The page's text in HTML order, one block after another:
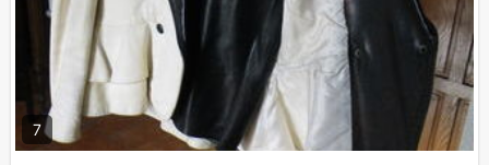
7